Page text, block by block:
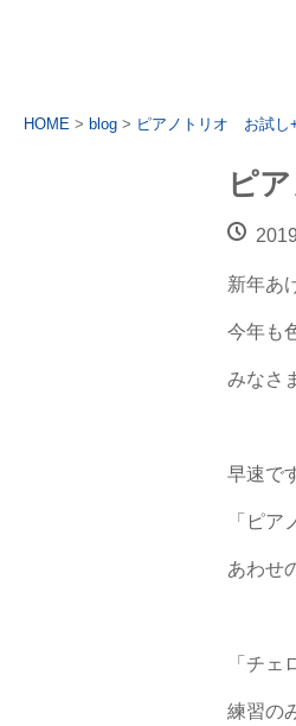
HOME > blog > ピアノトリオ お試し
ピ
新年あ
今年も
みなさ
早速で
「ピ
あわせ
「チェ
練習の